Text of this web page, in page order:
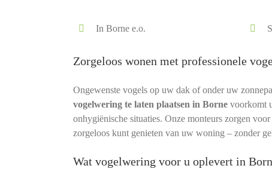
In Borne e.o.
Zorgeloos wonen met professionele
Ongewenste vogels op uw dak of onder uw
vogelwering te laten plaatsen in Bornevoorkomt
onhygiënische situaties. Onze monteurs zorgen
zorgeloos kunt genieten van uw woning – zonder
Wat vogelwering voor u oplevert in